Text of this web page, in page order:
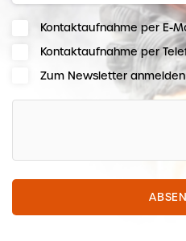
Kontaktaufnahme per E-
Kontaktaufnahme per
Zum Newsletter anmelden